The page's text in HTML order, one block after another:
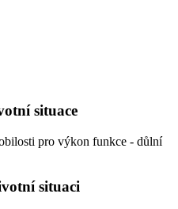
situace
pro výkon funkce - důlní
situaci